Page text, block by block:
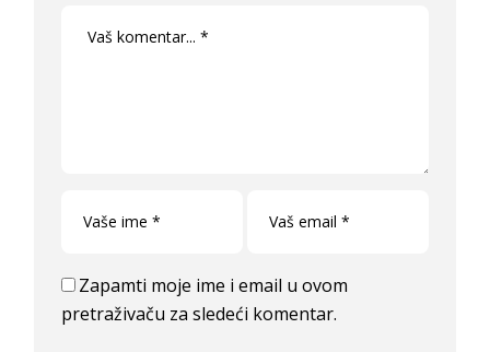
Zapamti moje ime i email u ovom
pretraživaču za sledeći komentar.